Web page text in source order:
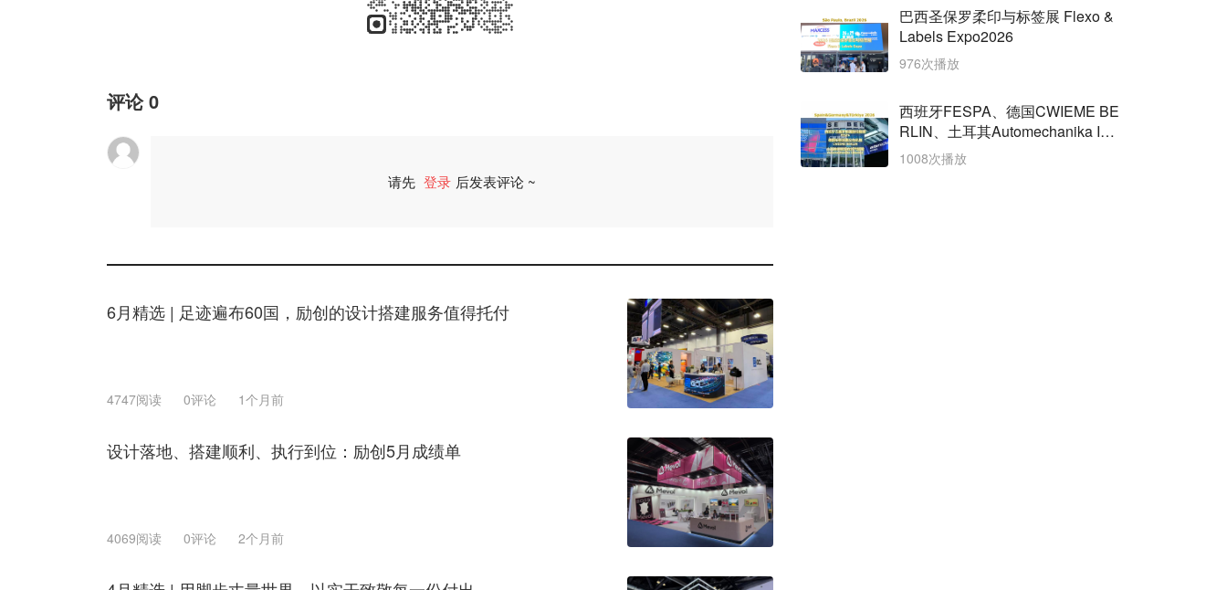
评论0
请先 登录 后发表评论 ~
6月精选 | 足迹遍布60国，励创的设计搭建服务值得托付
4747阅读 0评论 1个月前
设计落地、搭建顺利、执行到位：励创5月成绩单
4069阅读 0评论 2个月前
巴西圣保罗柔印与标签展 Flexo &
Labels Expo2026
976次播放
西班牙FESPA、德国CWIEME BE
RLIN、土耳其Automechanika Ista
nbul三展齐开
1008次播放